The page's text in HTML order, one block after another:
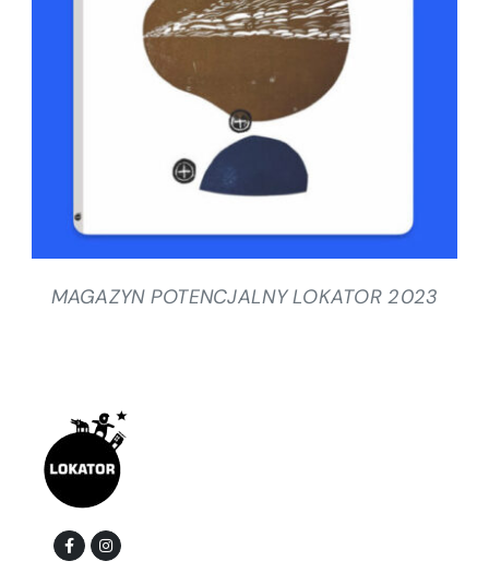
SZCZEGÓŁY
MAGAZYN POTENCJALNY LOKATOR 2023